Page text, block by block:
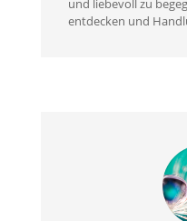
und liebevoll zu
entdecken und